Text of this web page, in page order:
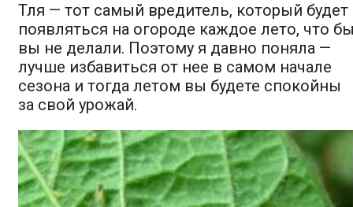
Тля — тот самый вредитель, который будет
появляться на огороде каждое лето, что
вы не делали. Поэтому я давно поняла —
лучше избавиться от нее в самом начале
сезона и тогда летом вы будете спокойны
за свой урожай.